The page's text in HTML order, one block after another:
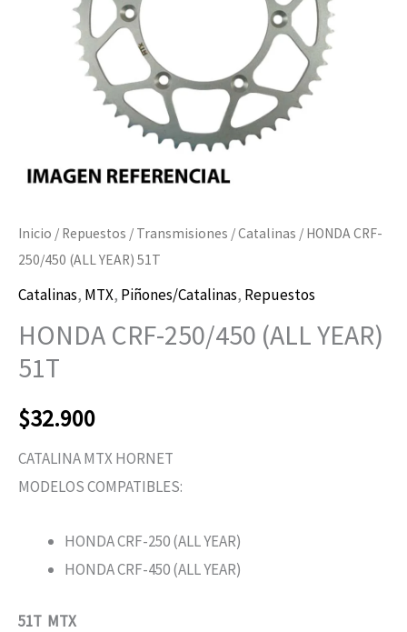
Inicio / Repuestos / Transmisiones /Catalinas / HONDA CRF-
250/450 (ALL YEAR) 51T
Catalinas, MTX, Piñones/Catalinas, Repuestos
HONDA CRF-250/450 (ALL YEAR)
51T
$32.900
CATALINA MTX HORNET
MODELOS COMPATIBLES:
HONDA CRF-250 (ALL YEAR)
HONDA CRF-450 (ALL YEAR)
51T MTX